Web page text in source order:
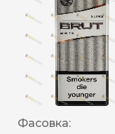
Фасовка: